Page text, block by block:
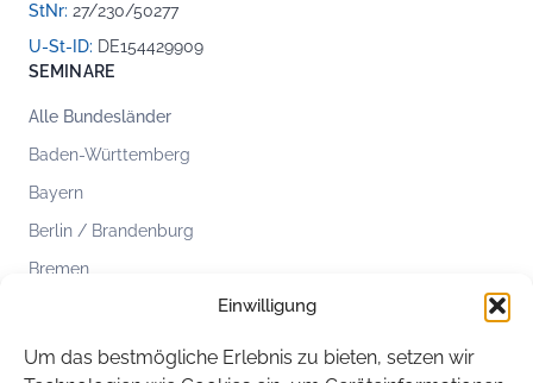
Einwilligung
Um das bestmögliche Erlebnis zu bieten, setzen wir
StNr: 27/230/50277
U-St-ID: DE154429909
SEMINARE
Alle Bundesländer
Baden-Württemberg
Bayern
Berlin / Brandenburg
Bremen